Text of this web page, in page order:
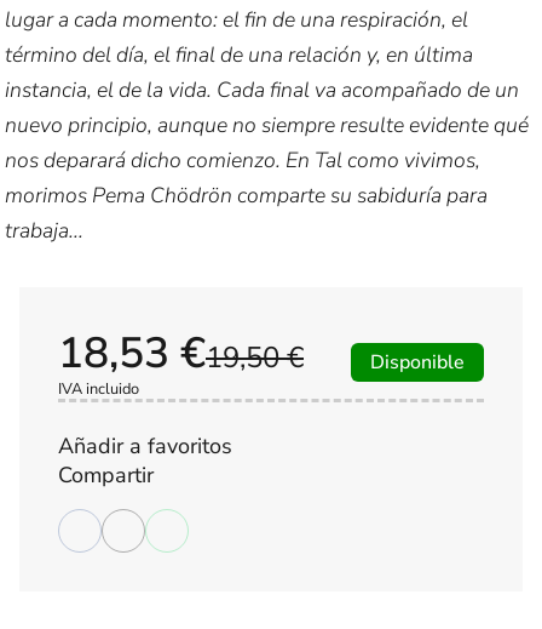
lugar a cada momento: el fin de una respiración, el
término del día, el final de una relación y, en última
instancia, el de la vida. Cada final va acompañado de un
nuevo principio, aunque no siempre resulte evidente qué
nos deparará dicho comienzo. En Tal como vivimos,
morimos Pema Chödrön comparte su sabiduría para
trabaja...
19,50 €
18,53 €
IVA incluido
Disponible
Añadir a favoritos
Compartir